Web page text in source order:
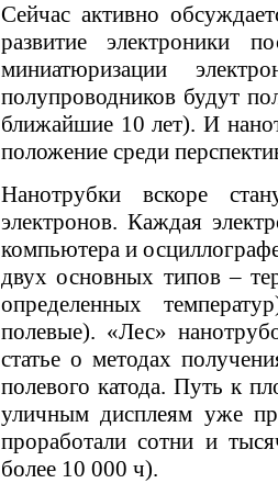
Сейчас активно
развитие электроники
миниатюризации
полупроводников будут
ближайшие 10 лет). И
положение среди
Нанотрубки вскоре
электронов. Каждая
компьютера и
двух основных типов –
определенных
полевые). «Лес»
статье о методах
полевого катода. Путь к
уличным дисплеям уже
проработали сотни и
более 10 000 ч).